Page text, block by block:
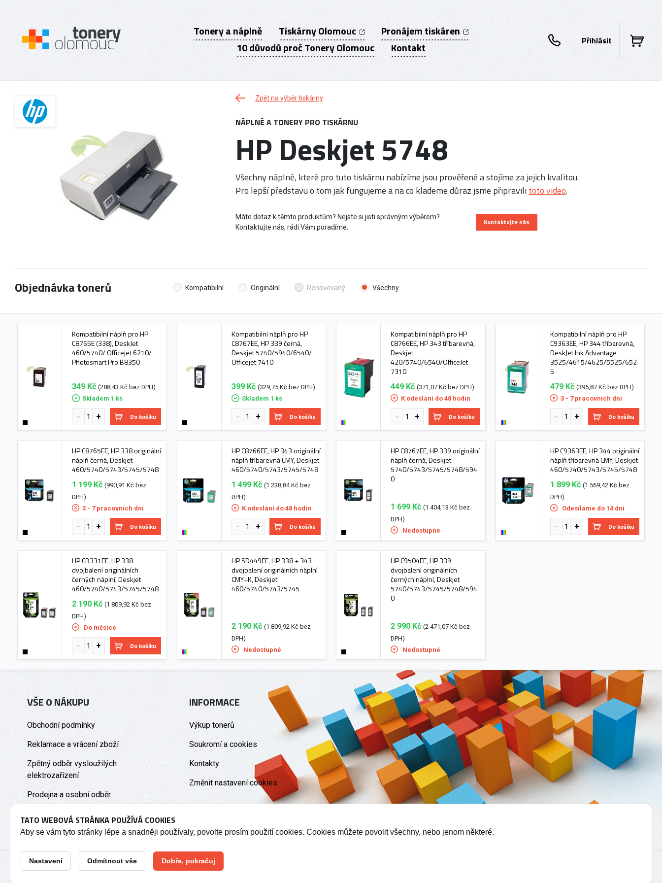
Tonery a náplně Tiskárny Olomouc
Pronájem tiskáren
10 důvodů proč Tonery Olomouc
Kontakt Přihlásit
Zpět na výběr tiskárny
NÁPLNĚ A TONERY PRO TISKÁRNU
HP Deskjet 5748
Všechny náplně, které pro tuto tiskárnu nabízíme jsou prověřené a stojíme za jejich kvalitou.
Pro lepší představu o tom jak fungujeme a na co klademe důraz jsme připravilitoto video.
Máte dotaz k těmto produktům? Nejste si jisti správným výběrem?
Kontaktujte nás, rádi Vám poradíme.
Kontaktujte nás
Objednávka tonerů Kompatibilní Originální Renovovaný Všechny
Kompatibilní náplň pro HP
C8765E (338), DeskJet
460/5740/ Officejet 6210/
Photosmart Pro B8350
349 Kč (288,43 Kč bez DPH)
Skladem 1 ks
Do košíku
Kompatibilní náplň pro HP
C8767EE, HP 339 černá,
Deskjet 5740/5940/6540/
Officejet 7410
399 Kč (329,75 Kč bez DPH)
Skladem 1 ks
Do košíku
Kompatibilní náplň pro HP
C8766EE, HP 343 tříbarevná,
Deskjet
420/5740/6540/OfficeJet
7310
449 Kč (371,07 Kč bez DPH)
K odeslání do 48 hodin
Do košíku
Kompatibilní náplň pro HP
C9363EE, HP 344 tříbarevná,
DeskJet Ink Advantage
3525/4615/4625/5525/652
5
479 Kč (395,87 Kč bez DPH)
3 - 7 pracovních dní
Do košíku
HP C8765EE, HP 338 originální
náplň černá, Deskjet
460/5740/5743/5745/5748
1 199 Kč (990,91 Kč bez
DPH)
3 - 7 pracovních dní
Do košíku
HP C8766EE, HP 343 originální
náplň tříbarevná CMY, Deskjet
460/5740/5743/5745/5748
1 499 Kč (1 238,84 Kč bez
DPH)
K odeslání do 48 hodin
Do košíku
HP C8767EE, HP 339 originální
náplň černá, Deskjet
5740/5743/5745/5748/594
0
1 699 Kč (1 404,13 Kč bez
DPH)
Nedostupné
HP C9363EE, HP 344 originální
náplň tříbarevná CMY, Deskjet
460/5740/5743/5745/5748
1 899 Kč (1 569,42 Kč bez
DPH)
Odesíláme do 14 dní
Do košíku
HP CB331EE, HP 338
dvojbalení originálních
černých náplní, Deskjet
460/5740/5743/5745/5748
2 190 Kč (1 809,92 Kč bez
DPH)
Do měsíce
Do košíku
HP SD449EE, HP 338 + 343
dvojbalení originálních náplní
CMY+K, Deskjet
460/5740/5743/5745
2 190 Kč (1 809,92 Kč bez
DPH)
Nedostupné
HP C9504EE, HP 339
dvojbalení originálních
černých náplní, Deskjet
5740/5743/5745/5748/594
0
2 990 Kč (2 471,07 Kč bez
DPH)
Nedostupné
VŠE O NÁKUPU
Obchodní podmínky
Reklamace a vrácení zboží
Zpětný odběr vysloužilých
elektrozařízení
Prodejna a osobní odběr
INFORMACE
Výkup tonerů
Soukromí a cookies
Kontakty
Změnit nastavení cookies
2026 © Tonery Olomouc - Tonery do tiskáren
TATO WEBOVÁ STRÁNKA POUŽÍVÁ COOKIES
Aby se vám tyto stránky lépe a snadněji používaly, povolte prosím použití cookies. Cookies můžete povolit všechny, nebo jenom některé.
Nastavení Odmítnout vše Dobře, pokračuj